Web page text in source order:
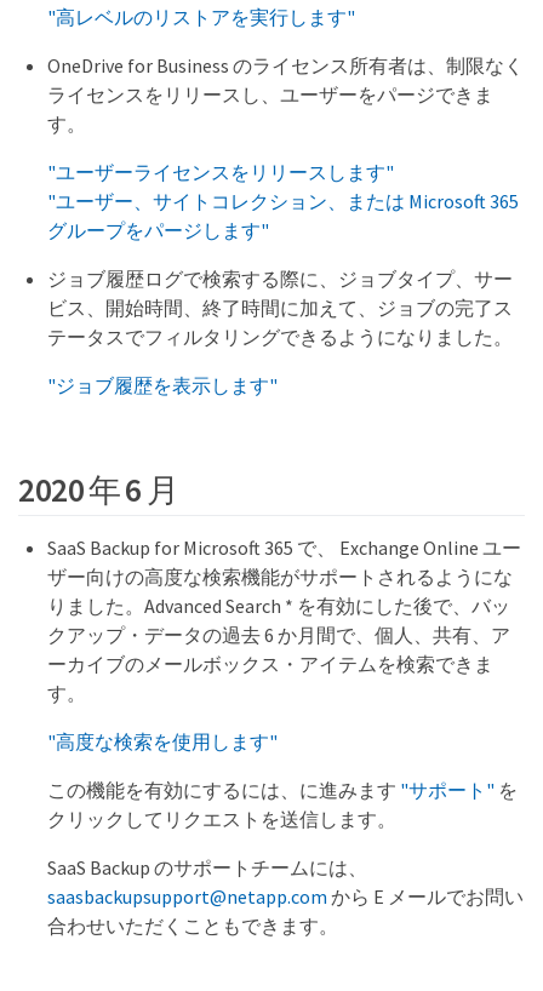
"高レベルのリストアを実行します"
OneDrive for Business のライセンス所有者は、制限なく
ライセンスをリリースし、ユーザーをパージできま
す。
"ユーザーライセンスをリリースします"
"ユーザー、サイトコレクション、または Microsoft 365
グループをパージします"
ジョブ履歴ログで検索する際に、ジョブタイプ、サー
ビス、開始時間、終了時間に加えて、ジョブの完了ス
テータスでフィルタリングできるようになりました。
"ジョブ履歴を表示します"
2020 年 6 月
SaaS Backup for Microsoft 365 で、 Exchange Online ユー
ザー向けの高度な検索機能がサポートされるようにな
りました。Advanced Search * を有効にした後で、バッ
クアップ・データの過去 6 か月間で、個人、共有、ア
ーカイブのメールボックス・アイテムを検索できま
す。
"高度な検索を使用します"
この機能を有効にするには、に進みます "サポート" を
クリックしてリクエストを送信します。
SaaS Backup のサポートチームには、
saasbackupsupport@netapp.com から E メールでお問い
合わせいただくこともできます。